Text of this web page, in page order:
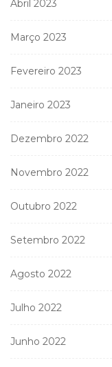
Abril 2023
Março 2023
Fevereiro 2023
Janeiro 2023
Dezembro 2022
Novembro 2022
Outubro 2022
Setembro 2022
Agosto 2022
Julho 2022
Junho 2022